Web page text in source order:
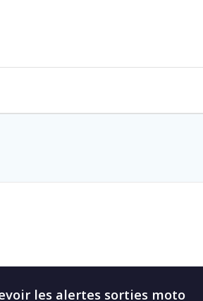
les alertes sorties moto